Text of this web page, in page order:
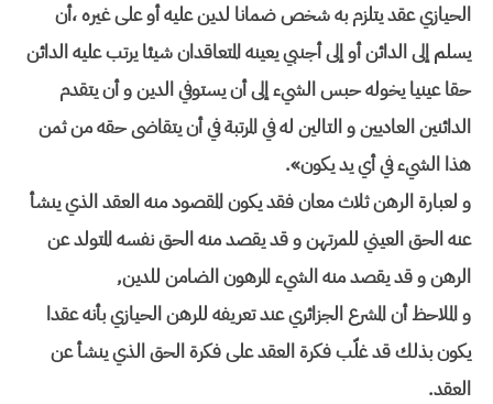
الحيازي عقد يتلزم به شخص ضمانا لدين عليه أو على غيره ،أن
يسلم إلى الدائن أو إلى أجنبي يعينه المتعاقدان شيئا يرتب عليه الدائن
حقا عينيا يخوله حبس الشيء إلى أن يستوفي الدين و أن يتقدم
الدائنين العاديين و التالين له في المرتبة في أن يتقاضى حقه من ثمن
هذا الشيء في أي يد يكون».
و لعبارة الرهن ثلاث معان فقد يكون المقصود منه العقد الذي ينشأ
عنه الحق العيني للمرتهن و قد يقصد منه الحق نفسه المتولد عن
الرهن و قد يقصد منه الشيء المرهون الضامن للدين,
و الملاحظ أن المشرع الجزائري عند تعريفه للرهن الحيازي بأنه عقدا
يكون بذلك قد غلّب فكرة العقد على فكرة الحق الذي ينشأ عن
العقد.